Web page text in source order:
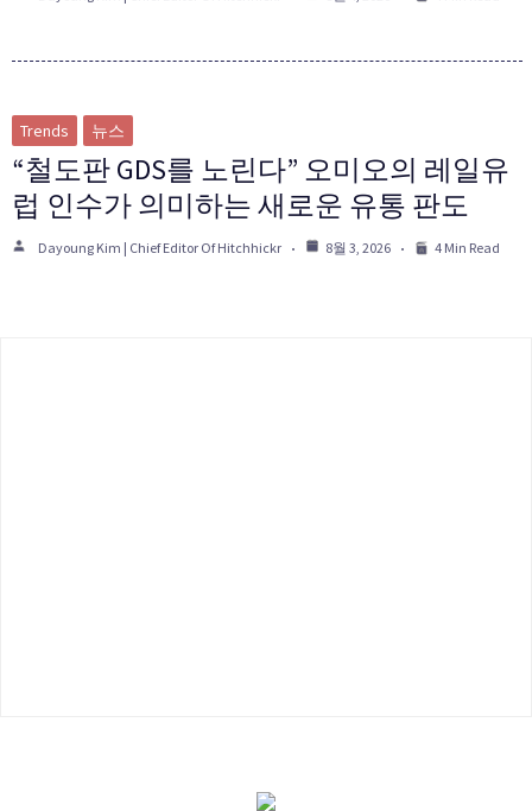
Trends 뉴스
“철도판 GDS를 노린다” 오미오의 레일유
럽 인수가 의미하는 새로운 유통 판도
Dayoung Kim | Chief Editor Of Hitchhickr 8월 3, 2026 4 Min Read